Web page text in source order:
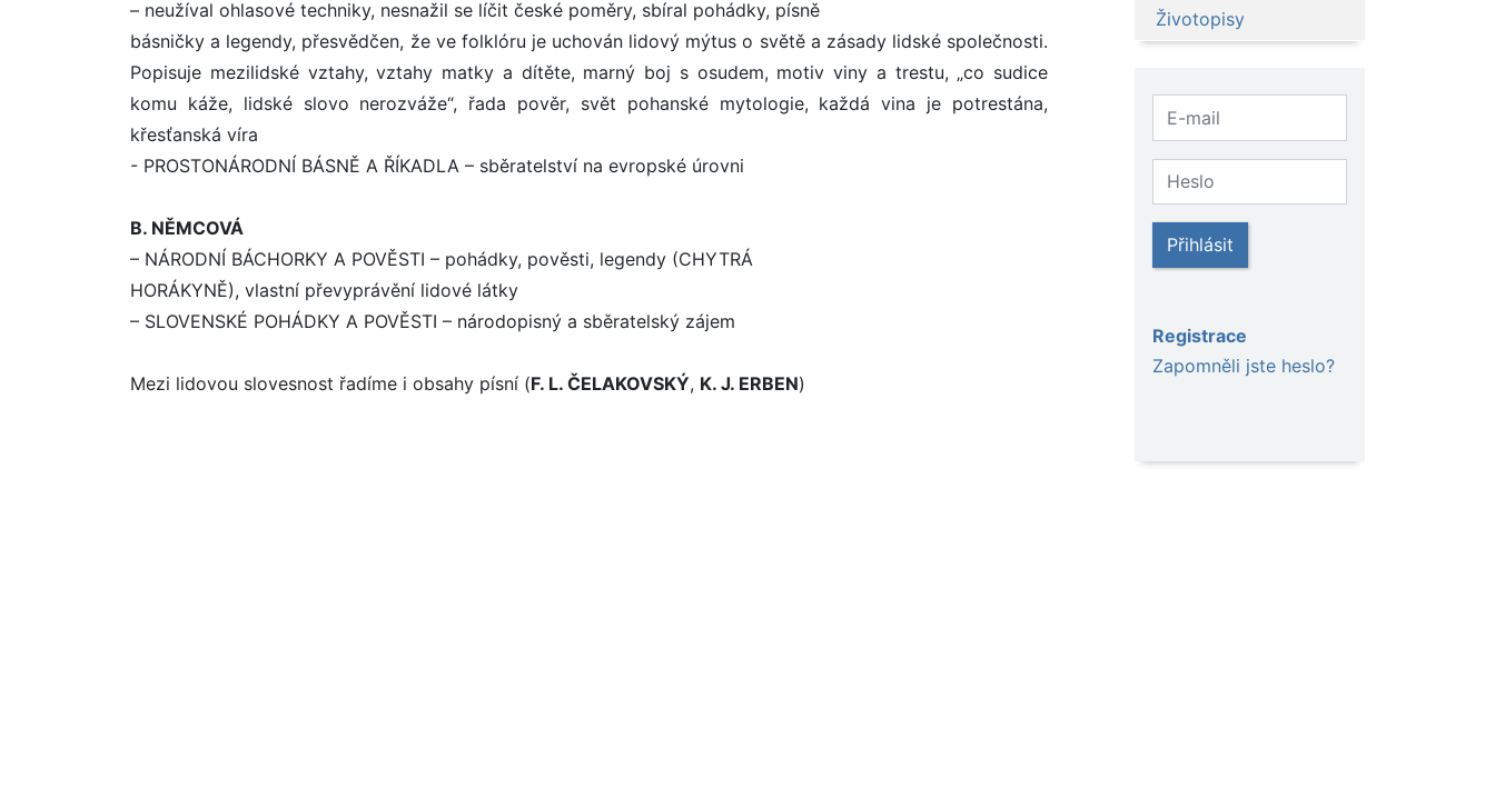
– neužíval ohlasové techniky, nesnažil se líčit české poměry, sbíral pohádky, písně
básničky a legendy, přesvědčen, že ve folklóru je uchován lidový mýtus o světě a zásady lidské společnosti.
Popisuje mezilidské vztahy, vztahy matky a dítěte, marný boj s osudem, motiv viny a trestu, „co sudice
komu káže, lidské slovo nerozváže“, řada pověr, svět pohanské mytologie, každá vina je potrestána,
křesťanská víra
- PROSTONÁRODNÍ BÁSNĚ A ŘÍKADLA – sběratelství na evropské úrovni
B. NĚMCOVÁ
– NÁRODNÍ BÁCHORKY A POVĚSTI – pohádky, pověsti, legendy (CHYTRÁ
HORÁKYNĚ), vlastní převyprávění lidové látky
– SLOVENSKÉ POHÁDKY A POVĚSTI – národopisný a sběratelský zájem
Mezi lidovou slovesnost řadíme i obsahy písní (F. L. ČELAKOVSKÝ, K. J. ERBEN)
Životopisy
Přihlásit
Registrace
Zapomněli jste heslo?